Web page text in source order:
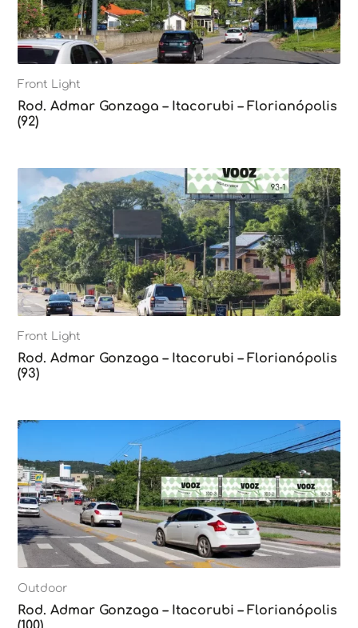
Front Light
Rod. Admar Gonzaga – Itacorubi – Florianópolis
(92)
Front Light
Rod. Admar Gonzaga – Itacorubi – Florianópolis
(93)
Outdoor
Rod. Admar Gonzaga – Itacorubi – Florianópolis